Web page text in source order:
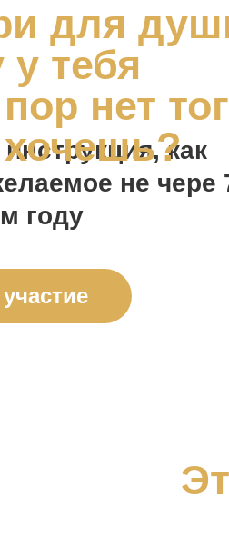
как
не чере
году
для
тебя
нет